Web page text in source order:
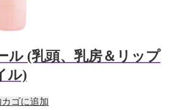
ル (乳頭、乳房＆リップ
ル)
ゴに追加